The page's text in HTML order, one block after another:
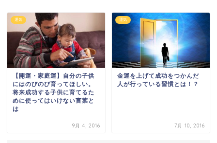
運気
【開運・家庭運】自分の子供
にはのびのび育ってほしい。
将来成功する子供に育てるた
めに使ってはいけない言葉と
は
9月 4, 2016
運気
金運を上げて成功をつかんだ
人が行っている習慣とは！？
7月 10, 2016